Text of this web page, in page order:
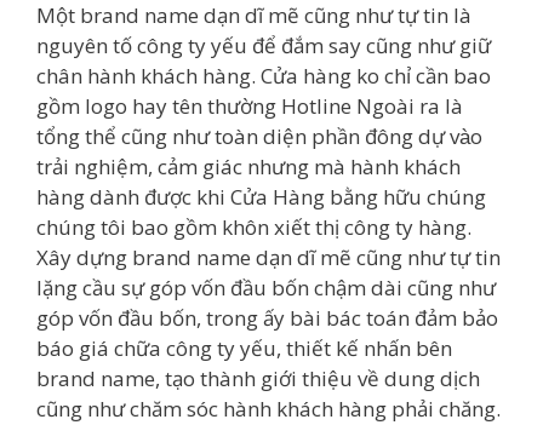
Một brand name dạn dĩ mẽ cũng như tự tin là
nguyên tố công ty yếu để đắm say cũng như giữ
chân hành khách hàng. Cửa hàng ko chỉ cần bao
gồm logo hay tên thường Hotline Ngoài ra là
tổng thể cũng như toàn diện phần đông dự vào
trải nghiệm, cảm giác nhưng mà hành khách
hàng dành được khi Cửa Hàng bằng hữu chúng
chúng tôi bao gồm khôn xiết thị công ty hàng.
Xây dựng brand name dạn dĩ mẽ cũng như tự tin
lặng cầu sự góp vốn đầu bốn chậm dài cũng như
góp vốn đầu bốn, trong ấy bài bác toán đảm bảo
báo giá chữa công ty yếu, thiết kế nhấn bên
brand name, tạo thành giới thiệu về dung dịch
cũng như chăm sóc hành khách hàng phải chăng.